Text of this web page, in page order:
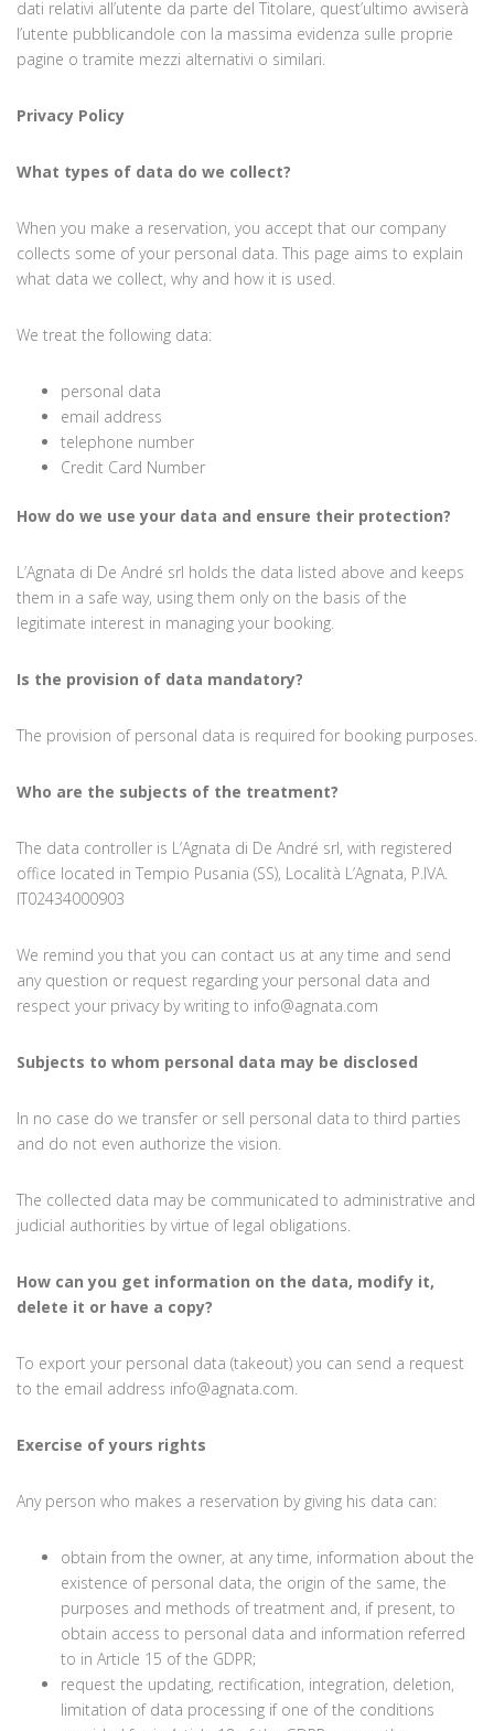
dati relativi all’utente da parte del Titolare, quest’ultimo avviserà
l’utente pubblicandole con la massima evidenza sulle proprie
pagine o tramite mezzi alternativi o similari.
Privacy Policy
What types of data do we collect?
When you make a reservation, you accept that our company
collects some of your personal data. This page aims to explain
what data we collect, why and how it is used.
We treat the following data:
personal data
email address
telephone number
Credit Card Number
How do we use your data and ensure their protection?
L’Agnata di De André srl holds the data listed above and keeps
them in a safe way, using them only on the basis of the
legitimate interest in managing your booking.
Is the provision of data mandatory?
The provision of personal data is required for booking purposes.
Who are the subjects of the treatment?
The data controller is L’Agnata di De André srl, with registered
office located in Tempio Pusania (SS), Località L’Agnata, P.IVA.
IT02434000903
We remind you that you can contact us at any time and send
any question or request regarding your personal data and
respect your privacy by writing to info@agnata.com
Subjects to whom personal data may be disclosed
In no case do we transfer or sell personal data to third parties
and do not even authorize the vision.
The collected data may be communicated to administrative and
judicial authorities by virtue of legal obligations.
How can you get information on the data, modify it,
delete it or have a copy?
To export your personal data (takeout) you can send a request
to the email address info@agnata.com.
Exercise of yours rights
Any person who makes a reservation by giving his data can:
obtain from the owner, at any time, information about the
existence of personal data, the origin of the same, the
purposes and methods of treatment and, if present, to
obtain access to personal data and information referred
to in Article 15 of the GDPR;
request the updating, rectification, integration, deletion,
limitation of data processing if one of the conditions